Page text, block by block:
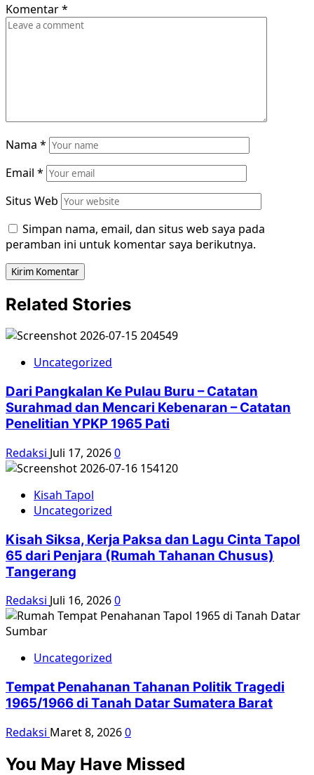
Komentar*
Nama *
Email *
Situs Web
Simpan nama, email, dan situs web saya pada
peramban ini untuk komentar saya berikutnya.
Related Stories
Uncategorized
Dari Pangkalan Ke Pulau Buru – Catatan
Surahmad dan Mencari Kebenaran – Catatan
Penelitian YPKP 1965 Pati
Redaksi Juli 17, 20260
Kisah Tapol
Uncategorized
Kisah Siksa, Kerja Paksa dan Lagu Cinta Tapol
65 dari Penjara (Rumah Tahanan Chusus)
Tangerang
Redaksi Juli 16, 20260
Uncategorized
Tempat Penahanan Tahanan Politik Tragedi
1965/1966 di Tanah Datar Sumatera Barat
Redaksi Maret 8, 20260
You May Have Missed